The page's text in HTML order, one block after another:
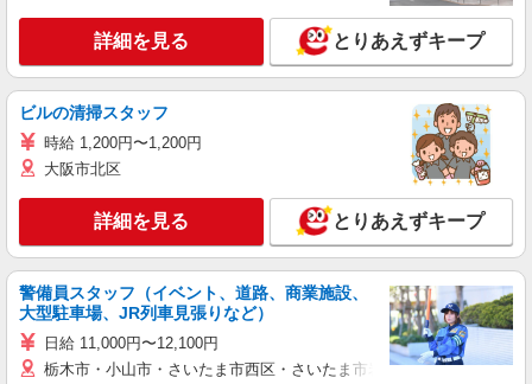
詳細を見る とりあえずキープ
ビルの清掃スタッフ
時給 1,200円〜1,200円
大阪市北区
詳細を見る とりあえずキープ
警備員スタッフ（イベント、道路、商業施設、
大型駐車場、JR列車見張りなど）
日給 11,000円〜12,100円
栃木市・小山市・さいたま市西区・さいたま市岩槻区・久喜市・蓮田